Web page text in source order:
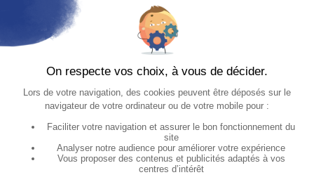
Mode
Papeterie
Maison & déco
Magnets
Serge le Lapin
Informations
Mon compte
CGV
Mentions légales
Gestion des cookies